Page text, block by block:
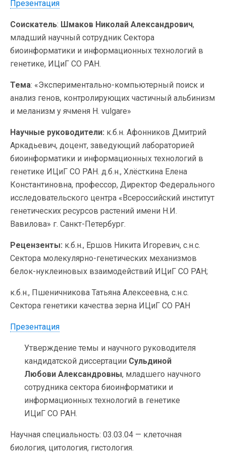
Презентация
Соискатель: Шмаков Николай Александрович,
младший научный сотрудник Сектора
биоинформатики и информационных технологий в
генетике, ИЦиГ СО РАН.
Тема: «Экспериментально-компьютерный поиск и
анализ генов, контролирующих частичный альбинизм
и меланизм у ячменя H. vulgare»
Научные руководители: к.б.н. Афонников Дмитрий
Аркадьевич, доцент, заведующий лабораторией
биоинформатики и информационных технологий в
генетике ИЦиГ СО РАН. д.б.н., Хлёсткина Елена
Константиновна, профессор, Директор Федерального
исследовательского центра «Всероссийский институт
генетических ресурсов растений имени Н.И.
Вавилова» г. Санкт-Петербург.
Рецензенты: к.б.н., Ершов Никита Игоревич, с.н.с.
Сектора молекулярно-генетических механизмов
белок-нуклеиновых взаимодействий ИЦиГ СО РАН;
к.б.н., Пшеничникова Татьяна Алексеевна, с.н.с.
Сектора генетики качества зерна ИЦиГ СО РАН
Презентация
Утверждение темы и научного руководителя
кандидатской диссертации Сульдиной
Любови Александровны, младшего научного
сотрудника сектора биоинформатики и
информационных технологий в генетике
ИЦиГ СО РАН.
Научная специальность: 03.03.04 — клеточная
биология, цитология, гистология.